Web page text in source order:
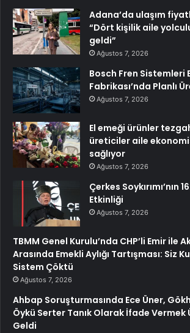
Adana’da ulaşım
“Dört kişilik aile
geldi”
Ağustos 7, 2026
Bosch Fren Sistemleri
Fabrikası’nda Planlı
Ağustos 7, 2026
El emeği ürünler
üreticiler aile
sağlıyor
Ağustos 7, 2026
Çerkes Soykırımı’nın
Etkinliği
Ağustos 7, 2026
TBMM Genel Kurulu’nda CHP’li Emir ile
Arasında Emekli Aylığı Tartışması: Siz
Sistem Çöktü
Ağustos 7, 2026
Ahbap Soruşturmasında Ece Üner,
Öykü Serter Tanık Olarak İfade Vermek
Geldi